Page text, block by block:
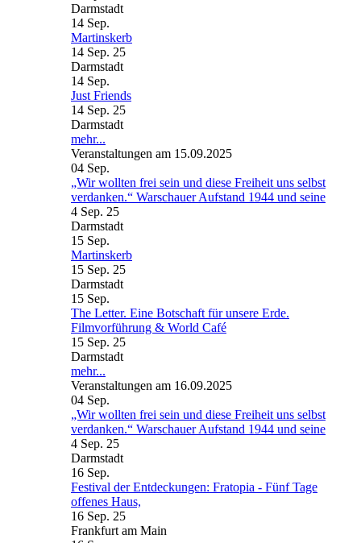
Darmstadt
14 Sep.
Martinskerb
14 Sep. 25
Darmstadt
14 Sep.
Just Friends
14 Sep. 25
Darmstadt
mehr...
Veranstaltungen am 15.09.2025
04 Sep.
„Wir wollten frei sein und diese Freiheit uns selbst
verdanken.“ Warschauer Aufstand 1944 und seine
4 Sep. 25
Darmstadt
15 Sep.
Martinskerb
15 Sep. 25
Darmstadt
15 Sep.
The Letter. Eine Botschaft für unsere Erde.
Filmvorführung & World Café
15 Sep. 25
Darmstadt
mehr...
Veranstaltungen am 16.09.2025
04 Sep.
„Wir wollten frei sein und diese Freiheit uns selbst
verdanken.“ Warschauer Aufstand 1944 und seine
4 Sep. 25
Darmstadt
16 Sep.
Festival der Entdeckungen: Fratopia - Fünf Tage
offenes Haus,
16 Sep. 25
Frankfurt am Main